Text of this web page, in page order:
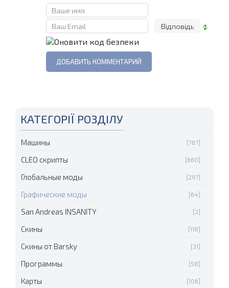
КАТЕГОРІЇ РОЗДІЛУ
Машины [767]
CLEO скрипты [660]
Глобальные моды [297]
Графические моды [64]
San Andreas INSANITY [2]
Скины [118]
Скины от Barsky [31]
Программы [58]
Карты [106]